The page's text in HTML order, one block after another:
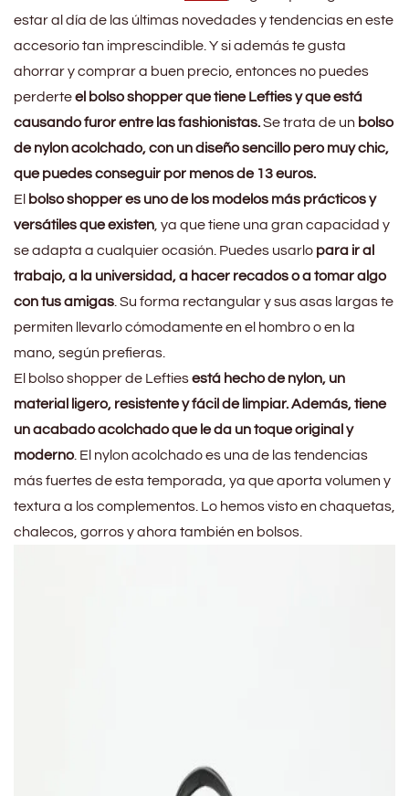
estar al día de las últimas novedades y tendencias en este
accesorio tan imprescindible. Y si además te gusta
ahorrar y comprar a buen precio, entonces no puedes
perderteel bolso shopper que tiene Lefties y que está
causando furor entre las fashionistas.Se trata de un bolso
de nylon acolchado, con un diseño sencillo pero muy chic,
que puedes conseguir por menos de 13 euros.
El bolso shopper es uno de los modelos más prácticos y
versátiles que existen , ya que tiene una gran capacidad y
se adapta a cualquier ocasión. Puedes usarlo para ir al
trabajo, a la universidad, a hacer recados o a tomar algo
con tus amigas . Su forma rectangular y sus asas largas te
permiten llevarlo cómodamente en el hombro o en la
mano, según prefieras.
El bolso shopper de Leftiesestá hecho de nylon, un
material ligero, resistente y fácil de limpiar. Además, tiene
un acabado acolchado que le da un toque original y
moderno. El nylon acolchado es una de las tendencias
más fuertes de esta temporada, ya que aporta volumen y
textura a los complementos. Lo hemos visto en chaquetas,
chalecos, gorros y ahora también en bolsos.